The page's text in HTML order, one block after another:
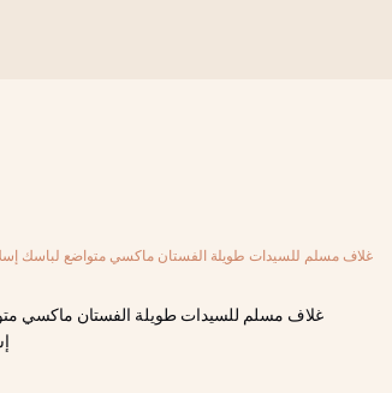
غلاف مسلم للسيدات طويلة الفستان ماكسي